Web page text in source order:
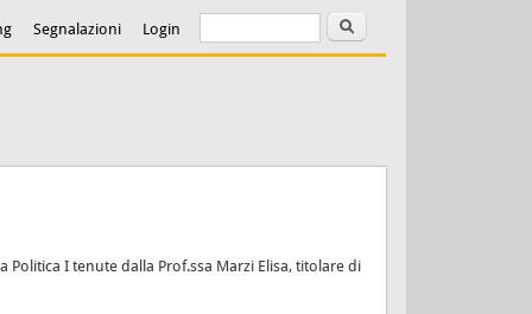
Segnalazioni Login Form di ricerca
Cerca
I tenute dalla Prof.ssa Marzi Elisa, titolare di